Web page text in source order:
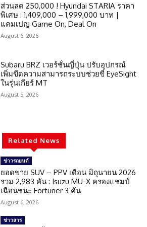
ส่วนลด 250,000 ! Hyundai STARIA ราคา
พิเศษ : 1,409,000 – 1,999,000 บาท |
แคมเปญ Game On, Deal On
August 6, 2026
Subaru BRZ เวอร์ชั่นญี่ปุ่น ปรับอุปกรณ์
เพิ่มขีดความสามารถระบบช่วยขี่ EyeSight
ในรุ่นเกียร์ MT
August 5, 2026
Related News
ข่าวรถยนต์
ยอดขาย SUV – PPV เดือน มิถุนายน 2026
รวม 2,983 คัน : Isuzu MU-X ครองแชมป์
เฉือนชนะ Fortuner 3 คัน
August 6, 2026
ข่าวสาร